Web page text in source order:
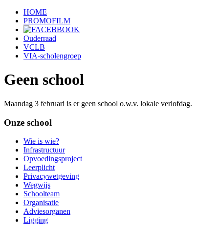
HOME
PROMOFILM
Ouderraad
VCLB
VIA-scholengroep
Geen school
Maandag 3 februari is er geen school o.w.v. lokale verlofdag.
Onze school
Wie is wie?
Infrastructuur
Opvoedingsproject
Leerplicht
Privacywetgeving
Wegwijs
Schoolteam
Organisatie
Adviesorganen
Ligging